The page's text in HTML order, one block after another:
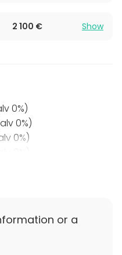
2 100 € Show
0%)
0%)
0%)
0%)
ja
or a